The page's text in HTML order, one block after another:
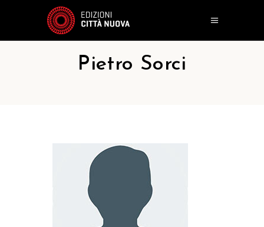
Pietro Sorci